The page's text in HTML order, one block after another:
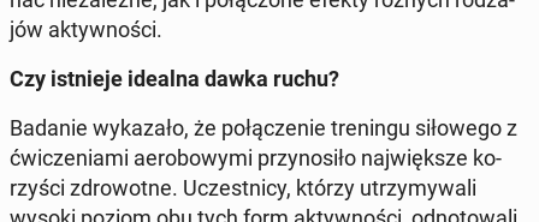
jów ak­ty­wnoś­ci.
Czy ist­nieje idealna dawka ruchu?
Badanie wykaza­ło, że połącze­nie treningu siłowego z
ćwiczeni­a­mi aer­obowy­mi przynosiło na­jwięk­sze ko­
rzyś­ci zdrowotne. Uczest­ni­cy, którzy utrzymy­wali